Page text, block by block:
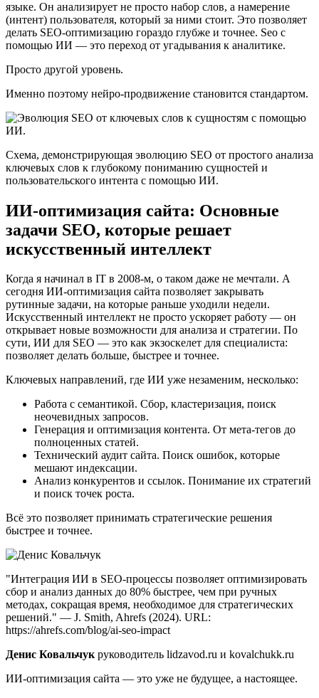
языке. Он анализирует не просто набор слов, а намерение
(интент) пользователя, который за ними стоит. Это позволяет
делать SEO-оптимизацию гораздо глубже и точнее. Seo с
помощью ИИ — это переход от угадывания к аналитике.
Просто другой уровень.
Именно поэтому нейро-продвижение становится стандартом.
Схема, демонстрирующая эволюцию SEO от простого анализа
ключевых слов к глубокому пониманию сущностей и
пользовательского интента с помощью ИИ.
ИИ-оптимизация сайта: Основные
задачи SEO, которые решает
искусственный интеллект
Когда я начинал в IT в 2008-м, о таком даже не мечтали. А
сегодня ИИ-оптимизация сайта позволяет закрывать
рутинные задачи, на которые раньше уходили недели.
Искусственный интеллект не просто ускоряет работу — он
открывает новые возможности для анализа и стратегии. По
сути, ИИ для SEO — это как экзоскелет для специалиста:
позволяет делать больше, быстрее и точнее.
Ключевых направлений, где ИИ уже незаменим, несколько:
Работа с семантикой. Сбор, кластеризация, поиск
неочевидных запросов.
Генерация и оптимизация контента. От мета-тегов до
полноценных статей.
Технический аудит сайта. Поиск ошибок, которые
мешают индексации.
Анализ конкурентов и ссылок. Понимание их стратегий
и поиск точек роста.
Всё это позволяет принимать стратегические решения
быстрее и точнее.
"Интеграция ИИ в SEO-процессы позволяет оптимизировать
сбор и анализ данных до 80% быстрее, чем при ручных
методах, сокращая время, необходимое для стратегических
решений." — J. Smith, Ahrefs (2024). URL:
https://ahrefs.com/blog/ai-seo-impact
Денис Ковальчук руководитель lidzavod.ru и kovalchukk.ru
ИИ-оптимизация сайта — это уже не будущее, а настоящее.